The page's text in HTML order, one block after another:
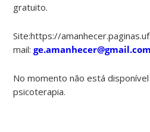
gratuito.
Site:https://
mail:ge.amanhecer@gmail.com
No momento não está
psicoterapia.